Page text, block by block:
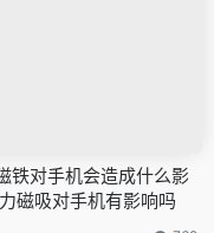
铁对手机会造成什么影
磁吸对手机有影响吗